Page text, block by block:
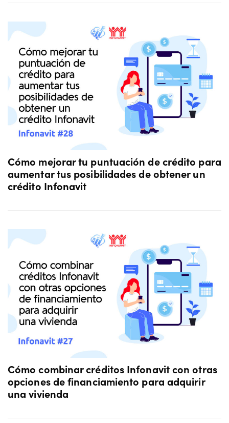
Cómo mejorar tu puntuación de crédito para
aumentar tus posibilidades de obtener un
crédito Infonavit
Cómo combinar créditos Infonavit con otras
opciones de financiamiento para adquirir
una vivienda